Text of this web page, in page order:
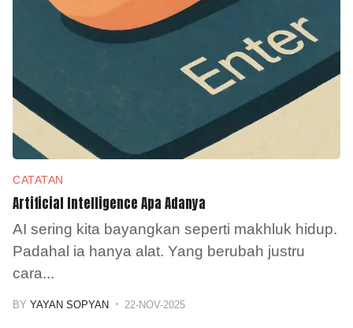
CATATAN
Artificial Intelligence Apa Adanya
AI sering kita bayangkan seperti makhluk hidup.
Padahal ia hanya alat. Yang berubah justru
cara...
BY YAYAN SOPYAN 22-NOV-2025